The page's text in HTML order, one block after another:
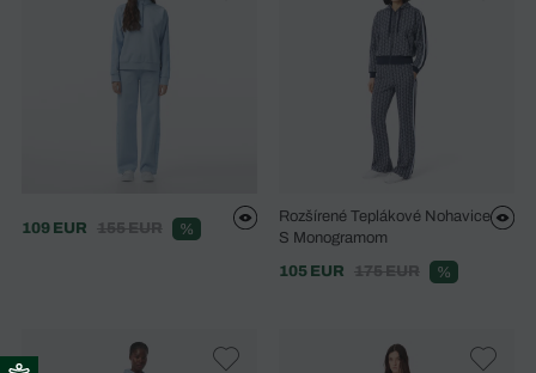
109 EUR 155 EUR %
Rozšírené Teplákové Nohavice
S Monogramom
105 EUR
175 EUR %